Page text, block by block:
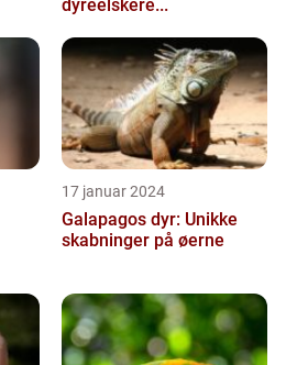
dyreelskere...
17 januar 2024
Galapagos dyr: Unikke
skabninger på øerne